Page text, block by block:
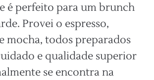
é perfeito para um brunch
Provei o espresso,
mocha, todos preparados
e qualidade superior
se encontra na